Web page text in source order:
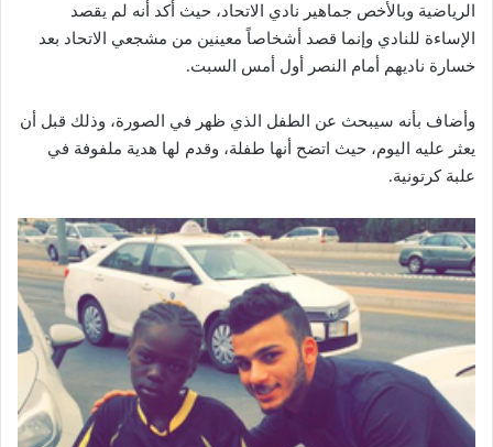
الرياضية وبالأخص جماهير نادي الاتحاد، حيث أكد أنه لم يقصد
الإساءة للنادي وإنما قصد أشخاصاً معينين من مشجعي الاتحاد بعد
خسارة ناديهم أمام النصر أول أمس السبت.
وأضاف بأنه سيبحث عن الطفل الذي ظهر في الصورة، وذلك قبل أن
يعثر عليه اليوم، حيث اتضح أنها طفلة، وقدم لها هدية ملفوفة في
علبة كرتونية.